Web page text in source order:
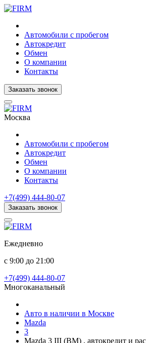
Автомобили с пробегом
Автокредит
Обмен
О компании
Контакты
Заказать звонок
Москва
Автомобили с пробегом
Автокредит
Обмен
О компании
Контакты
+7(499) 444-80-07
Заказать звонок
Ежедневно
с 9:00 до 21:00
+7(499) 444-80-07
Многоканальный
Авто в наличии в Москве
Mazda
3
Mazda 3 III (BM) , автокредит и